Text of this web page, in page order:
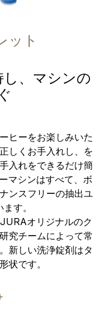
ット
し、マシンの
ヒーをお楽しみいた
しくお手入れし、を
入れをできるだけ簡
マシンはすべて、ボ
ンスフリーの抽出ユ
す。
オリジナルのク
究チームによって常
新しい洗浄錠剤はタ
状です。